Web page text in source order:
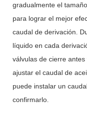
gradualmente el
para lograr el mejor
caudal de derivación.
líquido en cada
válvulas de cierre
ajustar el caudal de
puede instalar un
confirmarlo.